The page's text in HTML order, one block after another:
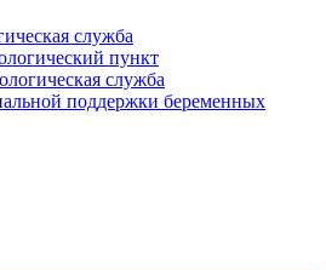
служба
пункт
служба
поддержки беременных